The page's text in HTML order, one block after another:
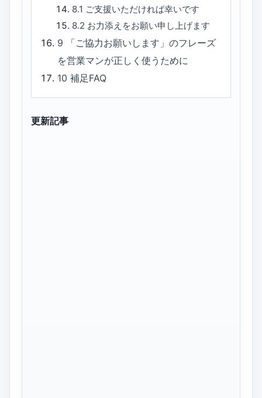
8.1 ご支援いただければ幸いです
8.2 お力添えをお願い申し上げます
9
「ご協力お願いします」のフレーズ
を営業マンが正しく使うために
10補足FAQ
更新記事